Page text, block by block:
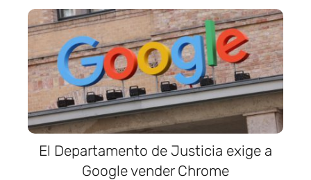
El Departamento de Justicia exige a
Google vender Chrome